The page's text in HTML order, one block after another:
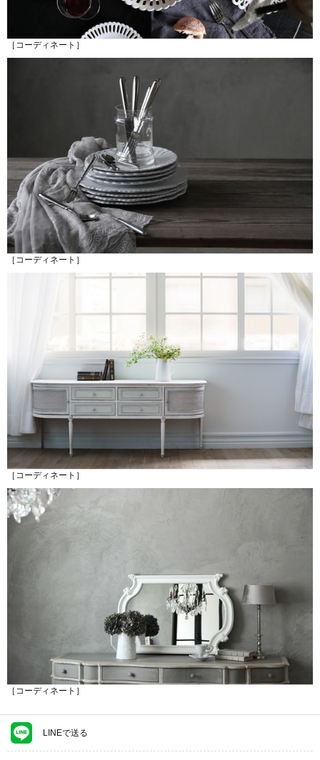
［コーディネート］
［コーディネート］
［コーディネート］
［コーディネート］
LINEで送る